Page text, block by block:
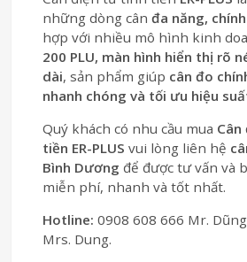
những dòng cânđa năng,
hợp với nhiều mô hình kinh
200 PLU, màn hình hiển thị rõ
dài, sản phẩm giúp cân đo
nhanh chóng và tối ưu hiệu
Quý khách có nhu cầu mua
tiền ER-PLUS vui lòng liên hệ
Bình Dương để được tư vấn và
miễn phí, nhanh và tốt nhất.
Hotline: 0908 608 666 Mr.
Mrs. Dung.